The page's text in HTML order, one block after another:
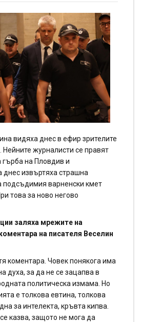
видяха днес в ефир зрителите
Нейните журналисти се правят
гърба на Пловдив и
днес извъртяха страшна
подсъдимия варненски кмет
това за ново негово
заляха мрежите на
на писателя Веселин
коментара. Човек понякога има
духа, за да не се зацапва в
политическа измама. Но
е толкова евтина, толкова
за интелекта, кръвта кипва.
казва, защото не мога да